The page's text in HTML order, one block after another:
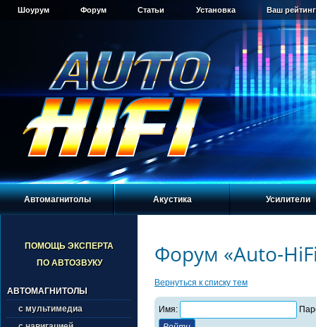
Шоурум Форум Статьи Установка Ваш
Автомагнитолы Акустика Усилители
ПОМОЩЬ ЭКСПЕРТА
ПО АВТОЗВУКУ
АВТОМАГНИТОЛЫ
с мультимедиа
Форум «Auto-
Вернуться к списку тем
Имя: